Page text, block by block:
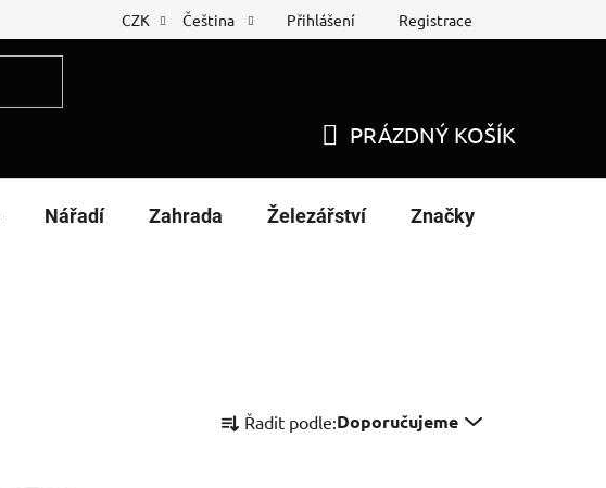
Reklamační list Nákup na splátky
CZK Čeština Přihlášení Registrace
KOŠÍK
PRÁZDNÝ KOŠÍK
Nářadí Zahrada Železářství Značky
a Řadit podle:Doporučujeme